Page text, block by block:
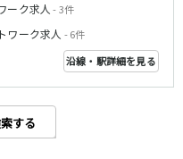
ーク求人 - 3件
ワーク求人 - 6件
沿線・駅詳細を見る
する